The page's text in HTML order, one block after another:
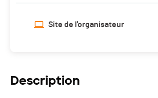
Site de l'organisateur
Description